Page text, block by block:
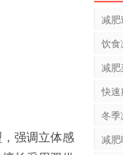
强调立体感
减肥
饮食
减肥
快速
冬季
减肥